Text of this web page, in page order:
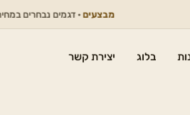
מבצעים· דגמים נבחרים במחירי מבצע
בלוג יצירת קשר